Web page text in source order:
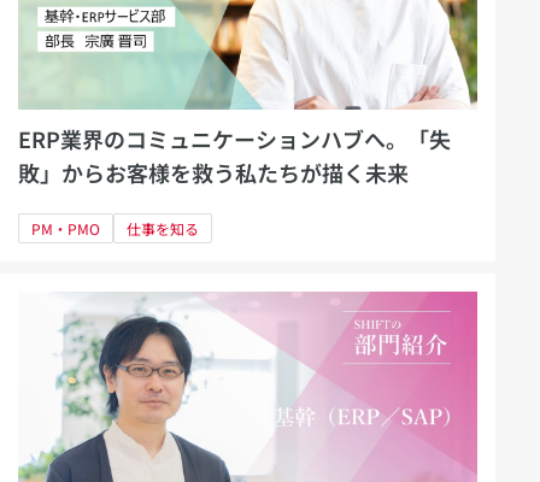
ERP業界のコミュニケーションハブへ。「失
敗」からお客様を救う私たちが描く未来
PM・PMO 仕事を知る